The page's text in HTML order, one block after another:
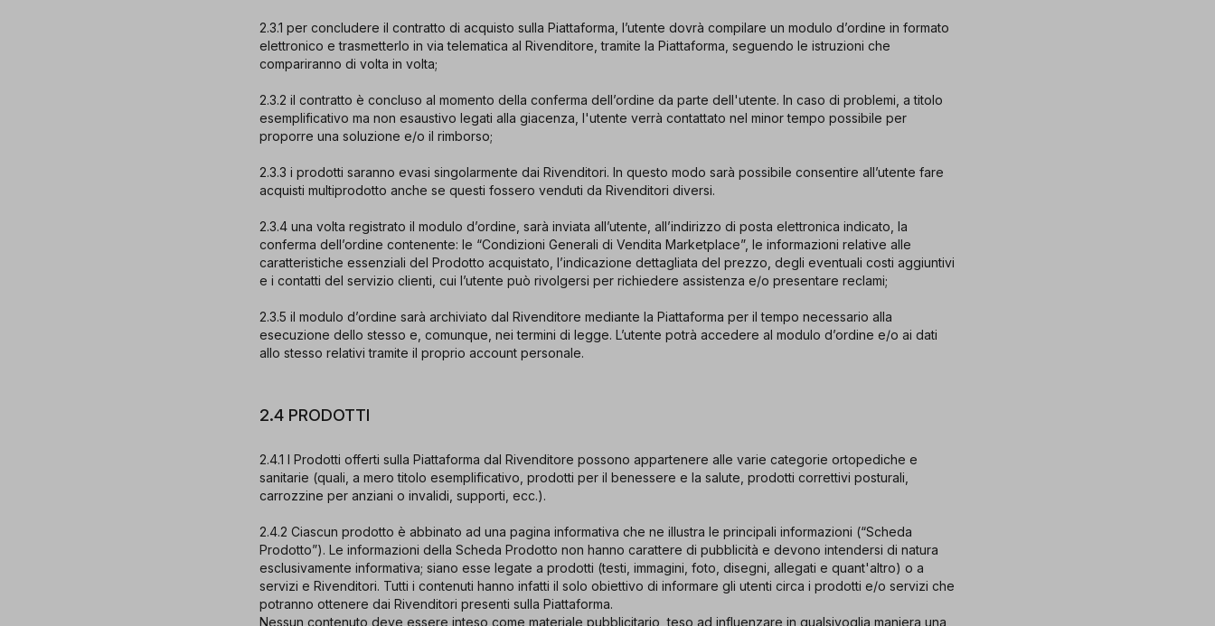
2.3.1 per concludere il contratto di acquisto sulla Piattaforma, l’utente dovrà compilare un modulo d’ordine in formato
elettronico e trasmetterlo in via telematica al Rivenditore, tramite la Piattaforma, seguendo le istruzioni che
compariranno di volta in volta;
2.3.2 il contratto è concluso al momento della conferma dell’ordine da parte dell'utente. In caso di problemi, a titolo
esemplificativo ma non esaustivo legati alla giacenza, l'utente verrà contattato nel minor tempo possibile per
proporre una soluzione e/o il rimborso;
2.3.3 i prodotti saranno evasi singolarmente dai Rivenditori. In questo modo sarà possibile consentire all’utente fare
acquisti multiprodotto anche se questi fossero venduti da Rivenditori diversi.
2.3.4 una volta registrato il modulo d’ordine, sarà inviata all’utente, all’indirizzo di posta elettronica indicato, la
conferma dell’ordine contenente: le “Condizioni Generali di Vendita Marketplace”, le informazioni relative alle
caratteristiche essenziali del Prodotto acquistato, l’indicazione dettagliata del prezzo, degli eventuali costi aggiuntivi
e i contatti del servizio clienti, cui l’utente può rivolgersi per richiedere assistenza e/o presentare reclami;
2.3.5 il modulo d’ordine sarà archiviato dal Rivenditore mediante la Piattaforma per il tempo necessario alla
esecuzione dello stesso e, comunque, nei termini di legge. L’utente potrà accedere al modulo d’ordine e/o ai dati
allo stesso relativi tramite il proprio account personale.
2.4 PRODOTTI
2.4.1 I Prodotti offerti sulla Piattaforma dal Rivenditore possono appartenere alle varie categorie ortopediche e
sanitarie (quali, a mero titolo esemplificativo, prodotti per il benessere e la salute, prodotti correttivi posturali,
carrozzine per anziani o invalidi, supporti, ecc.).
2.4.2 Ciascun prodotto è abbinato ad una pagina informativa che ne illustra le principali informazioni (“Scheda
Prodotto”). Le informazioni della Scheda Prodotto non hanno carattere di pubblicità e devono intendersi di natura
esclusivamente informativa; siano esse legate a prodotti (testi, immagini, foto, disegni, allegati e quant'altro) o a
servizi e Rivenditori. Tutti i contenuti hanno infatti il solo obiettivo di informare gli utenti circa i prodotti e/o servizi che
potranno ottenere dai Rivenditori presenti sulla Piattaforma.
Nessun contenuto deve essere inteso come materiale pubblicitario, teso ad influenzare in qualsivoglia maniera una